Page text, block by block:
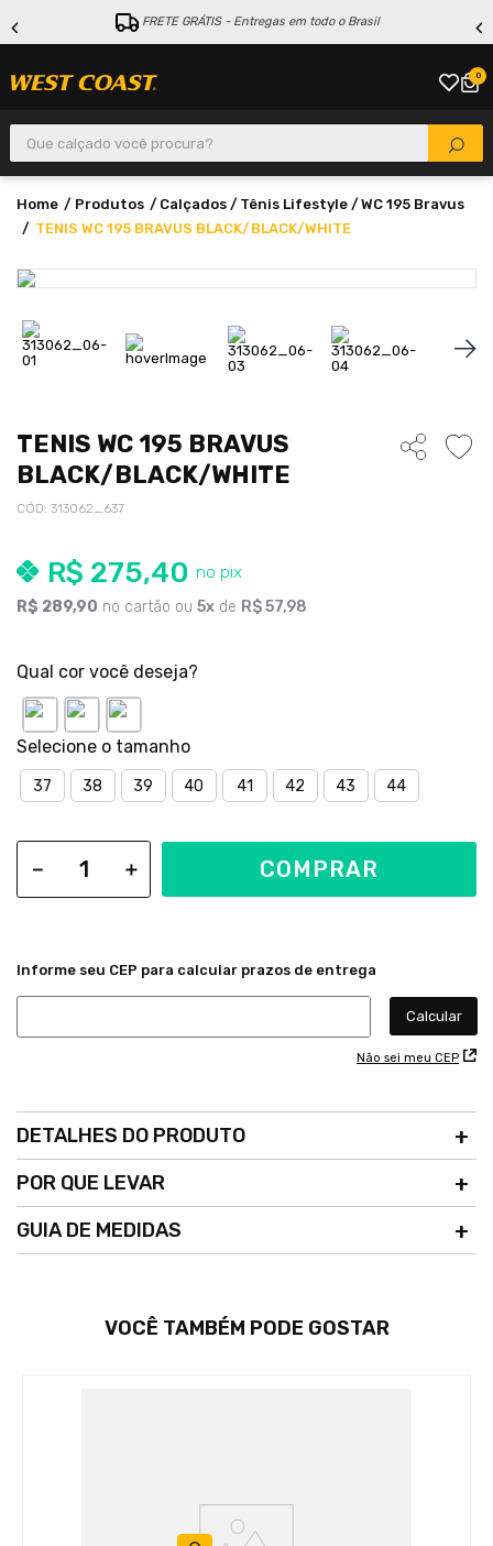
FRETE GRÁTIS - Entregas em todo o Brasil
0
Que calçado você procura?
Produtos Calçados Tênis Lifestyle
WC 195 Bravus
TENIS WC 195 BRAVUS BLACK/BLACK/WHITE
TENIS WC 195 BRAVUS
BLACK/BLACK/WHITE
CÓD: 313062_637
R$ 275,40
R$ 289,90 no cartão ou 5 de R$57,98
Qual cor você deseja?
37 38 39 40 41 42 43 44
＋
－ COMPRAR
Não sei meu CEP
DETALHES DO PRODUTO
POR QUE LEVAR
GUIA DE MEDIDAS
VOCÊ TAMBÉM PODE GOSTAR